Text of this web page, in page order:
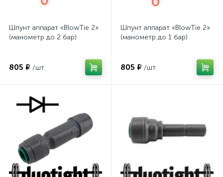
Шпунт аппарат «BlowTie 2»
(манометр до 2 бар)
805 ₽ /шт.
Шпунт аппарат «BlowTie 2»
(манометр до 1 бар)
805 ₽ /шт.